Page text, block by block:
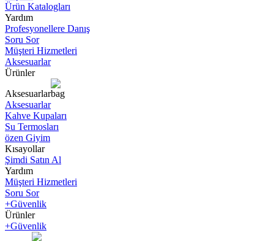
Ürün Katalogları
Yardım
Profesyonellere Danış
Soru Sor
Müşteri Hizmetleri
Aksesuarlar
Ürünler
Aksesuarlar
Aksesuarlar
Kahve Kupaları
Su Termosları
özen Giyim
Kısayollar
Şimdi Satın Al
Yardım
Müşteri Hizmetleri
Soru Sor
+Güvenlik
Ürünler
+Güvenlik